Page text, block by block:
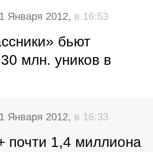
Января 2012, в 16:53
бьют
млн. уников в
Января 2012, в 16:33
почти 1,4 миллиона